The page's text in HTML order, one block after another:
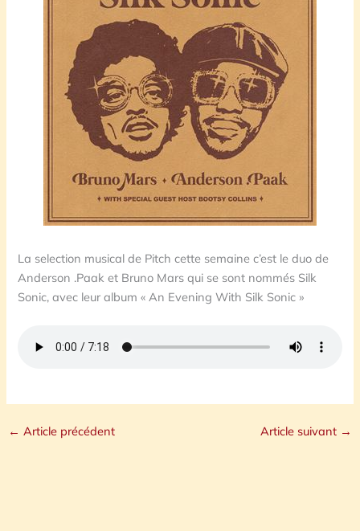
La selection musical de Pitch cette semaine c’est le duo de
Anderson .Paak et Bruno Mars qui se sont nommés Silk
Sonic, avec leur album « An Evening With Silk Sonic »
← Article précédent Article suivant →